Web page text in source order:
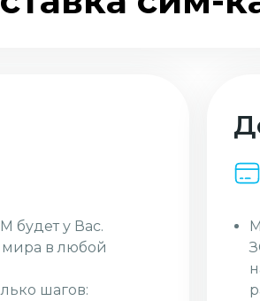
будет у Вас.
мира в любой
шагов: